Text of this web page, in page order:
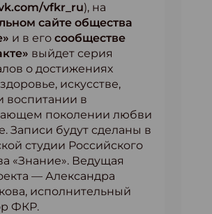
vfkr_ru), на
сайте общества
и в его сообществе
выйдет серия
о достижениях
искусстве,
воспитании в
поколении любви
Записи будут сделаны в
студии Российского
«Знание». Ведущая
— Александра
исполнительный
ФКР.